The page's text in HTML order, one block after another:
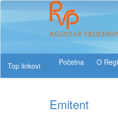
REGISTAR
Top linkovi
O
Emitent